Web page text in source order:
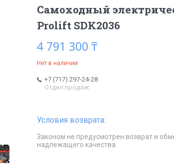
Самоходный
Prolift SDK2036
4 791 300 ₸
Нет в наличии
+7 (717) 297-24-28
Отдел продаж
Законом не предусмотрен возврат и
надлежащего качества